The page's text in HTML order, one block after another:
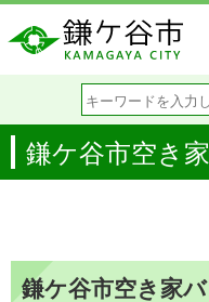
鎌ケ谷市空き
鎌ケ谷市空き家